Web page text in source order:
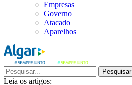
Empresas
Governo
Atacado
Aparelhos
Pesquisar
Leia os artigos: